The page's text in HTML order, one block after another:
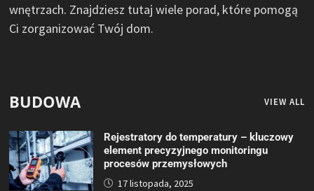
wnętrzach. Znajdziesz tutaj wiele porad, które pomogą
Ci zorganizować Twój dom.
BUDOWA VIEW ALL
Rejestratory do temperatury – kluczowy
element precyzyjnego monitoringu
procesów przemysłowych
17 listopada, 2025